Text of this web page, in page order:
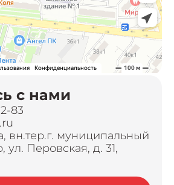
с нами
83
вн.тер.г. муниципальный
ул. Перовская, д. 31,